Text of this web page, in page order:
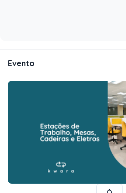
Evento